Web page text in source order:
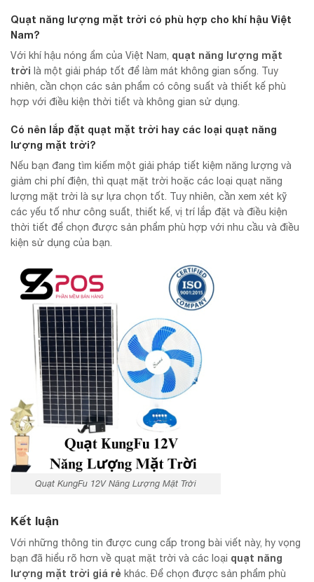
Quạt năng lượng mặt trời có phù hợp cho khí hậu Việt
Nam?
Với khí hậu nóng ẩm của Việt Nam, quạt năng lượng mặt
trời là một giải pháp tốt để làm mát không gian sống. Tuy
nhiên, cần chọn các sản phẩm có công suất và thiết kế phù
hợp với điều kiện thời tiết và không gian sử dụng.
Có nên lắp đặt quạt mặt trời hay các loại quạt năng
lượng mặt trời?
Nếu bạn đang tìm kiếm một giải pháp tiết kiệm năng lượng và
giảm chi phí điện, thì quạt mặt trời hoặc các loại quạt năng
lượng mặt trời là sự lựa chọn tốt. Tuy nhiên, cần xem xét kỹ
các yếu tố như công suất, thiết kế, vị trí lắp đặt và điều kiện
thời tiết để chọn được sản phẩm phù hợp với nhu cầu và điều
kiện sử dụng của bạn.
Quạt KungFu 12V Năng Lượng Mặt Trời
Kết luận
Với những thông tin được cung cấp trong bài viết này, hy vọng
bạn đã hiểu rõ hơn về quạt mặt trời và các loại quạt năng
lượng mặt trời giá rẻ khác. Để chọn được sản phẩm phù